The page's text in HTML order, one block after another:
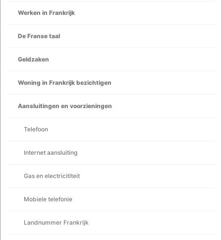
Werken in Frankrijk
De Franse taal
Geldzaken
Woning in Frankrijk bezichtigen
Aansluitingen en voorzieningen
Telefoon
Internet aansluiting
Gas en electricititeit
Mobiele telefonie
Landnummer Frankrijk